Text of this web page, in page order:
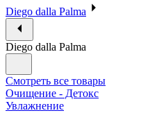
Diego dalla Palma
Diego dalla Palma
Смотреть все товары
Очищение - Детокс
Увлажнение